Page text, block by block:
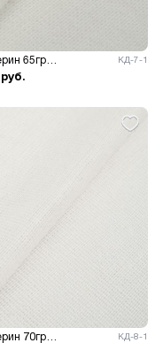
Дублерин 65гр/м.кв, ш.150см. КД-7-1
руб.
КД-8-1